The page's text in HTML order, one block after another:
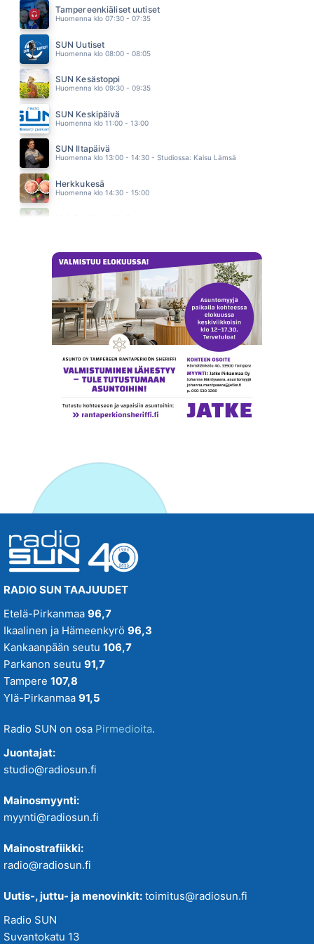
SAMULI EDELMANN
14.39
JONNE AARON
14.35
Tampereenkiäliset uutiset
Huomenna klo 07:30 - 07:35
SUN Uutiset
Huomenna klo 08:00 - 08:05
SUN Kesästoppi
Huomenna klo 09:30 - 09:35
SUN Keskipäivä
Huomenna klo 11:00 - 13:00
SUN Iltapäivä
Huomenna klo 13:00 - 14:30 - Studiossa: Kaisu Lämsä
Herkkukesä
Huomenna klo 14:30 - 15:00
RADIO SUN TAAJUUDET
Etelä-Pirkanmaa 96,7
Ikaalinen ja Hämeenkyrö 96,3
Kankaanpään seutu 106,7
Parkanon seutu 91,7
Tampere 107,8
Ylä-Pirkanmaa 91,5
Radio SUN on osa Pirmedioita.
Juontajat:
studio@radiosun.fi
Mainosmyynti:
myynti@radiosun.fi
Mainostrafiikki:
radio@radiosun.fi
Uutis-, juttu- ja menovinkit: toimitus@radiosun.fi
Radio SUN
Suvantokatu 13